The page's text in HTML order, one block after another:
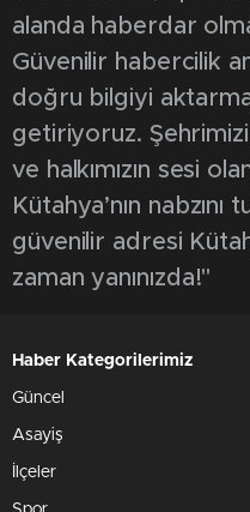
alanda haberdar
Güvenilir habercilik
doğru bilgiyi
getiriyoruz.
ve halkımızın sesi
Kütahya’nın
güvenilir adresi
zaman yanınızda!"
Haber Kategorilerimiz
Güncel
Asayiş
İlçeler